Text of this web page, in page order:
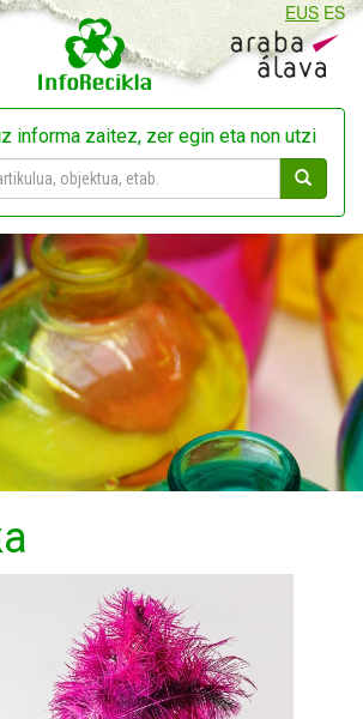
EUS ES
informa zaitez, zer egin eta non utzi